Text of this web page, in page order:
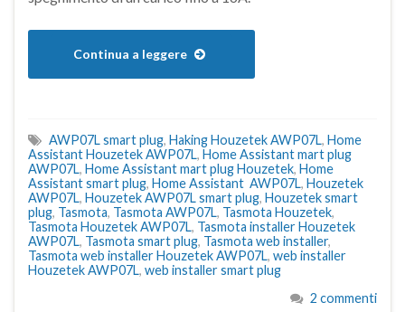
Continua a leggere
AWP07L smart plug, Haking Houzetek AWP07L, Home
Assistant Houzetek AWP07L, Home Assistant mart plug
AWP07L, Home Assistant mart plug Houzetek, Home
Assistant smart plug, Home Assistant AWP07L, Houzetek
AWP07L, Houzetek AWP07L smart plug, Houzetek smart
plug, Tasmota, Tasmota AWP07L, Tasmota Houzetek,
Tasmota Houzetek AWP07L, Tasmota installer Houzetek
AWP07L, Tasmota smart plug, Tasmota web installer,
Tasmota web installer Houzetek AWP07L, web installer
Houzetek AWP07L, web installer smart plug
2 commenti